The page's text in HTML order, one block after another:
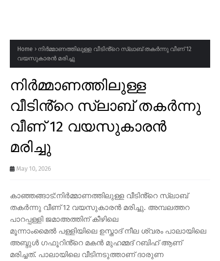
Home
നിർമ്മാണത്തിലുള്ള വീടിൻ്റെ സ്ലാബ് തകർന്നു വീണ് 12
വയസുകാരൻ മരിച്ചു
നിർമ്മാണത്തിലുള്ള
വീടിൻ്റെ സ്ലാബ് തകർന്നു
വീണ് 12 വയസുകാരൻ
മരിച്ചു
May 10, 2026
കാഞ്ഞങ്ങാട്:നിർമ്മാണത്തിലുള്ള വീടിൻ്റെ സ്ലാബ്
തകർന്നു വീണ് 12 വയസുകാരൻ മരിച്ചു. അമ്പലത്തറ
പാറപ്പള്ളി ജമാഅത്തിന് കീഴിലെ
മൂന്നാംമൈൽ പള്ളിയിലെ ഉസ്താദ് നീല ശ്വരം പാലായിലെ
അബ്ദുൾ ഗഫൂറിൻ്റെ മകൻ മുഹമ്മദ് റബിഹ് ആണ്
മരിച്ചത്. പാലായിലെ വീടിനടുത്താണ് ദാരുണ